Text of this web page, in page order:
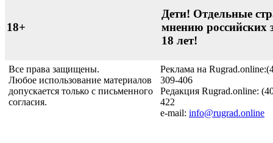
18+
Дети! Отдельные
мнению российских
18 лет!
Все права защищены.
Любое использование материалов
допускается только с письменного
согласия.
Реклама на
309-406
Редакция Rugrad.online:
422
e-mail: info@rugrad.online